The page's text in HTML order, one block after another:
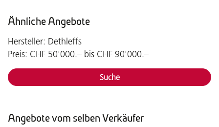
Ähnliche Angebote
Hersteller: Dethleffs
Preis: CHF 50'000.– bis CHF 90'000.–
Suche
Angebote vom selben Verkäufer